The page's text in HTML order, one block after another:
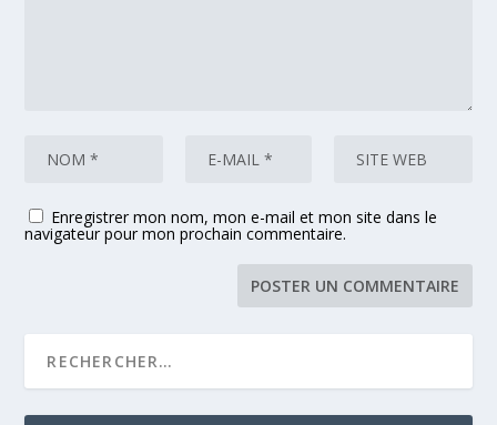
Enregistrer mon nom, mon e-mail et mon site dans le
navigateur pour mon prochain commentaire.